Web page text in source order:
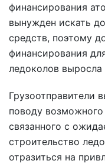
финансирования
вынужден искать
средств, поэтому
финансирования
ледоколов выросла
Грузоотправители
поводу возможного
связанного с
строительство
отразиться на